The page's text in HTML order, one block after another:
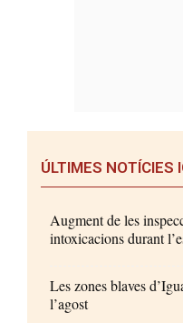
ÚLTIMES NOTÍCIES
Augment de les
intoxicacions durant
Les zones blaves
l’agost